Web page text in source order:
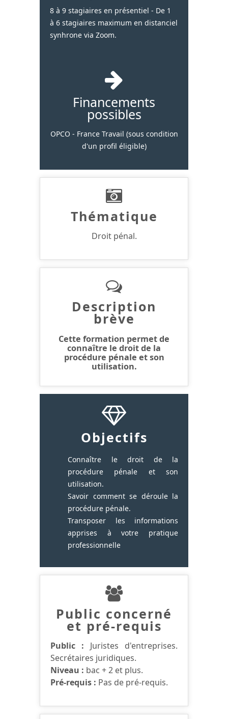
8 à 9 stagiaires en présentiel - De 1
à 6 stagiaires maximum en distanciel
synhrone via Zoom.
Financements
possibles
OPCO - France Travail (sous condition
d'un profil éligible)
Thématique
Droit pénal.
Description
brève
Cette formation permet de
connaître le droit de la
procédure pénale et son
utilisation.
Objectifs
Connaître le droit de la
procédure pénale et son
utilisation.
Savoir comment se déroule la
procédure pénale.
Transposer les informations
apprises à votre pratique
professionnelle
Public concerné
et pré-requis
Public : Juristes d'entreprises.
Secrétaires juridiques.
Niveau : bac + 2 et plus.
Pré-requis : Pas de pré-requis.